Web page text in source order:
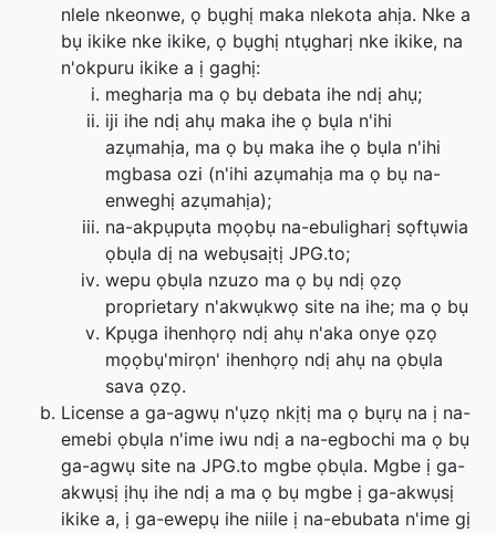
nlele nkeonwe, ọ bụghị maka nlekota ahịa. Nke a
bụ ikike nke ikike, ọ bụghị ntụgharị nke ikike, na
n'okpuru ikike a ị gaghị:
megharịa ma ọ bụ debata ihe ndị ahụ;
iji ihe ndị ahụ maka ihe ọ bụla n'ihi
azụmahịa, ma ọ bụ maka ihe ọ bụla n'ihi
mgbasa ozi (n'ihi azụmahịa ma ọ bụ na-
enweghị azụmahịa);
na-akpụpụta mọọbụ na-ebuligharị sọftụwia
ọbụla dị na webụsaịtị JPG.to;
wepu ọbụla nzuzo ma ọ bụ ndị ọzọ
proprietary n'akwụkwọ site na ihe; ma ọ bụ
Kpụga ihenhọrọ ndị ahụ n'aka onye ọzọ
mọọbụ'mirọn' ihenhọrọ ndị ahụ na ọbụla
sava ọzọ.
License a ga-agwụ n'ụzọ nkịtị ma ọ bụrụ na ị na-
emebi ọbụla n'ime iwu ndị a na-egbochi ma ọ bụ
ga-agwụ site na JPG.to mgbe ọbụla. Mgbe ị ga-
akwụsị ịhụ ihe ndị a ma ọ bụ mgbe ị ga-akwụsị
ikike a, ị ga-ewepụ ihe niile ị na-ebubata n'ime gị